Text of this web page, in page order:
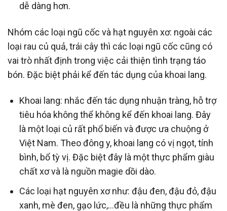
dễ dàng hơn.
Nhóm các loại ngũ cốc và hạt nguyên xơ: ngoài các
loại rau củ quả, trái cây thì các loại ngũ cốc cũng có
vai trò nhất định trong việc cải thiện tình trạng táo
bón. Đặc biệt phải kể đến tác dụng của khoai lang.
Khoai lang: nhắc đến tác dụng nhuận tràng, hỗ trợ
tiêu hóa không thể không kể đến khoai lang. Đây
là một loại củ rất phổ biến và được ưa chuộng ở
Việt Nam. Theo đông y, khoai lang có vị ngọt, tính
bình, bổ tỳ vị. Đặc biệt đây là một thực phẩm giàu
chất xơ và là nguồn magie dồi dào.
Các loại hạt nguyên xơ như: đậu đen, đậu đỏ, đậu
xanh, mè đen, gạo lức,…đều là những thực phẩm